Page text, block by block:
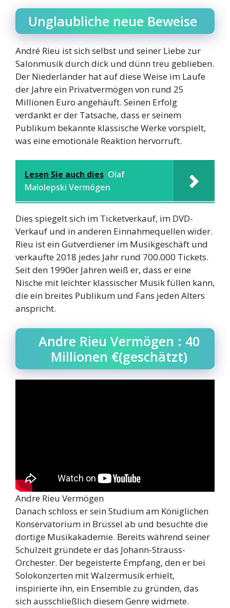
Unglaubliche neue Beweise
André Rieu ist sich selbst und seiner Liebe zur
Salonmusik durch dick und dünn treu geblieben.
Der Niederländer hat auf diese Weise im Laufe
der Jahre ein Privatvermögen von rund 25
Millionen Euro angehäuft. Seinen Erfolg
verdankt er der Tatsache, dass er seinem
Publikum bekannte klassische Werke vorspielt,
was eine emotionale Reaktion hervorruft.
Lesen Sie auch dies Olaf
Malolepski Vermögen
Dies spiegelt sich im Ticketverkauf, im DVD-
Verkauf und in anderen Einnahmequellen wider.
Rieu ist ein Gutverdiener im Musikgeschäft und
verkaufte 2018 jedes Jahr rund 700.000 Tickets.
Seit den 1990er Jahren weiß er, dass er eine
Nische mit leichter klassischer Musik füllen kann,
die ein breites Publikum und Fans jeden Alters
anspricht.
Andre Rieu Vermögen : 40
Millionen €(geschätzt)
Andre Rieu Vermögen
Danach schloss er sein Studium am Königlichen
Konservatorium in Brüssel ab und besuchte die
dortige Musikakademie. Bereits während seiner
Schulzeit gründete er das Johann-Strauss-
Orchester. Der begeisterte Empfang, den er bei
Solokonzerten mit Walzermusik erhielt,
inspirierte ihn, ein Ensemble zu gründen, das
sich ausschließlich diesem Genre widmete.